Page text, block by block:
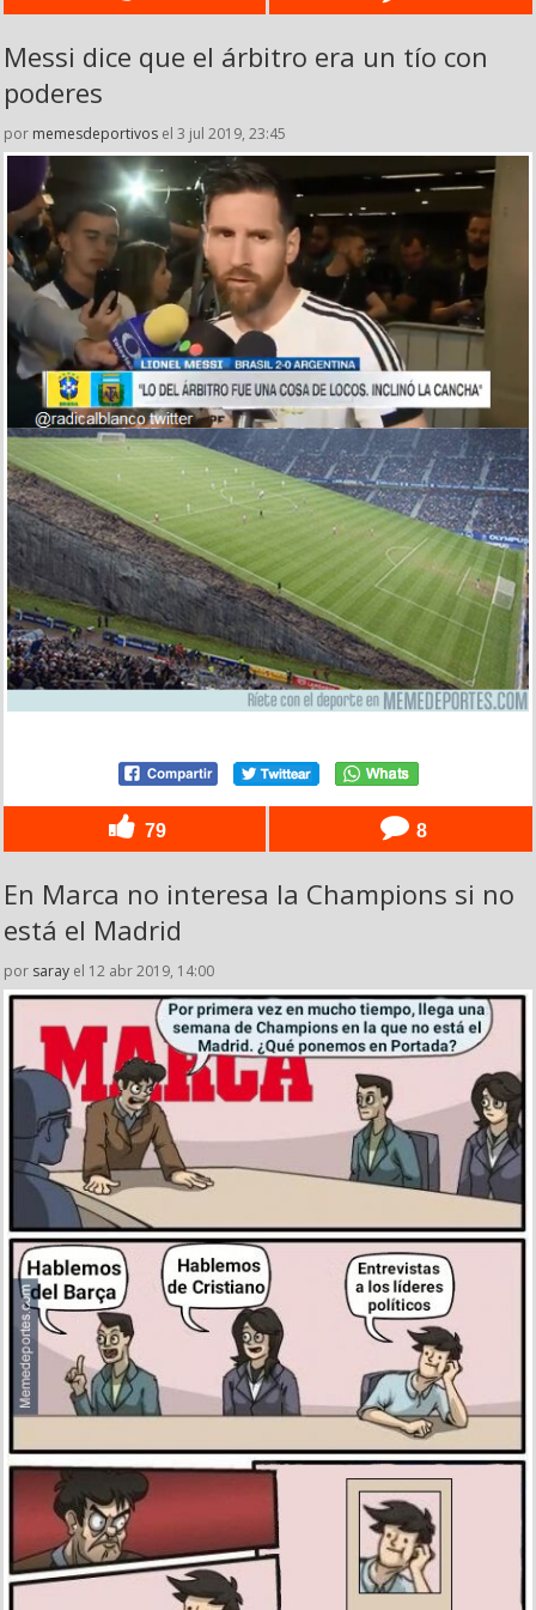
Messi dice que el árbitro era un tío con
poderes
por memesdeportivos el 3 jul 2019, 23:45
79 8
En Marca no interesa la Champions si no
está el Madrid
por saray el 12 abr 2019, 14:00